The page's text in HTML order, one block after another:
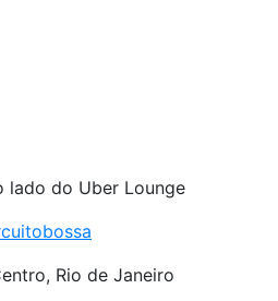
lado do Uber Lounge
Rio de Janeiro